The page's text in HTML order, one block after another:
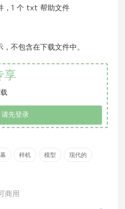
，1 个 txt 帮助文件
不包含在下载文件中。
享
请先登录
样机 模型 现代的
商用